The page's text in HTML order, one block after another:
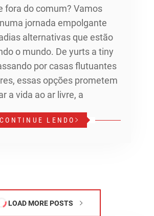
fora do comum? Vamos
jornada empolgante
alternativas que estão
o mundo. De yurts a tiny
por casas flutuantes
essas opções prometem
a vida ao ar livre, a
CONTINUE LENDO
LOAD MORE POSTS